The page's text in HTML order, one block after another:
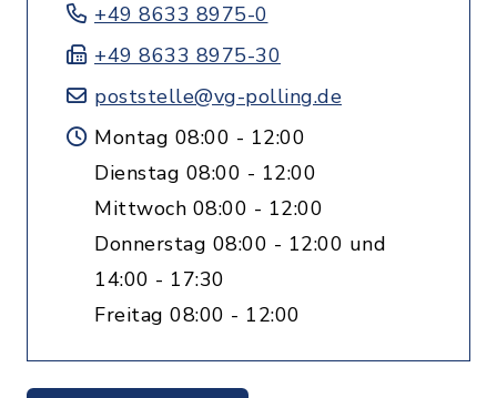
+49 8633 8975-0
+49 8633 8975-30
poststelle@vg-polling.de
Montag 08:00 - 12:00
Dienstag 08:00 - 12:00
Mittwoch 08:00 - 12:00
Donnerstag 08:00 - 12:00 und
14:00 - 17:30
Freitag 08:00 - 12:00